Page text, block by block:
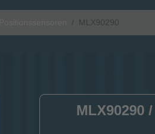
MLX90290
MLX90290